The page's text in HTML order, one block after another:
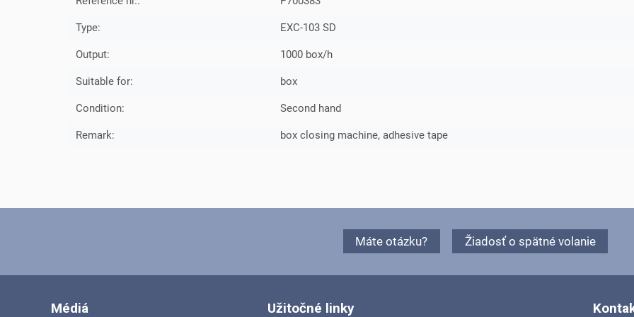
Type: EXC-103 SD
Output: 1000 box/h
Suitable for: box
Condition: Second hand
Remark: box closing machine, adhesive tape
Máte otázku? Žiadosť o spätné volanie
Médiá Užitočné linky